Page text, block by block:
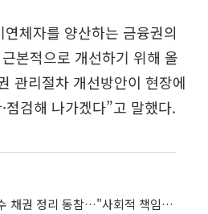
체자를 양산하는 금융권의
본적으로 개선하기 위해 올
관리절차 개선방안이 현장에
점검해 나가겠다”고 말했다.
KB국민은행·카드, 상록수 채권 정리 동참…"사회적 책임 다할 것"